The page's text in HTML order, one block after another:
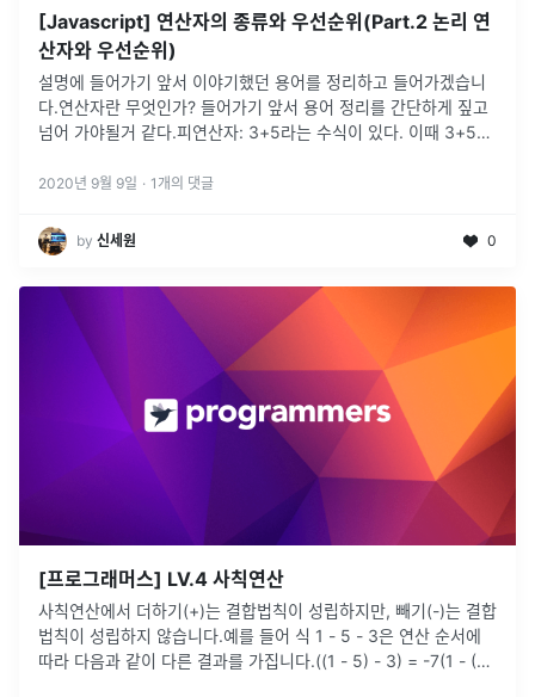
[Javascript] 연산자의 종류와 우선순위(Part.2 논리 연
산자와 우선순위)
설명에 들어가기 앞서 이야기했던 용어를 정리하고 들어가겠습니
다.연산자란 무엇인가? 들어가기 앞서 용어 정리를 간단하게 짚고
넘어 가야될거 같다.피연산자: 3+5라는 수식이 있다. 이때 3+5는
2020년 9월 9일 · 1 개의 댓글
by 신세원 0
[프로그래머스] LV.4 사칙연산
사칙연산에서 더하기(+)는 결합법칙이 성립하지만, 빼기(-)는 결합
법칙이 성립하지 않습니다.예를 들어 식 1 - 5 - 3은 연산 순서에
따라 다음과 같이 다른 결과를 가집니다.((1 - 5) - 3) = -7(1 - (5